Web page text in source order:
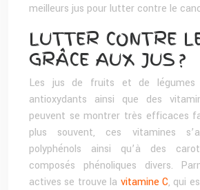
meilleurs jus pour lutter contre le
LUTTER CONTRE
GRÂCE AUX JUS ?
Les jus de fruits et de légumes
antioxydants ainsi que des
peuvent se montrer très efficaces
plus souvent, ces vitamines
polyphénols ainsi qu’à des
composés phénoliques divers.
actives se trouve la vitamine C, qui